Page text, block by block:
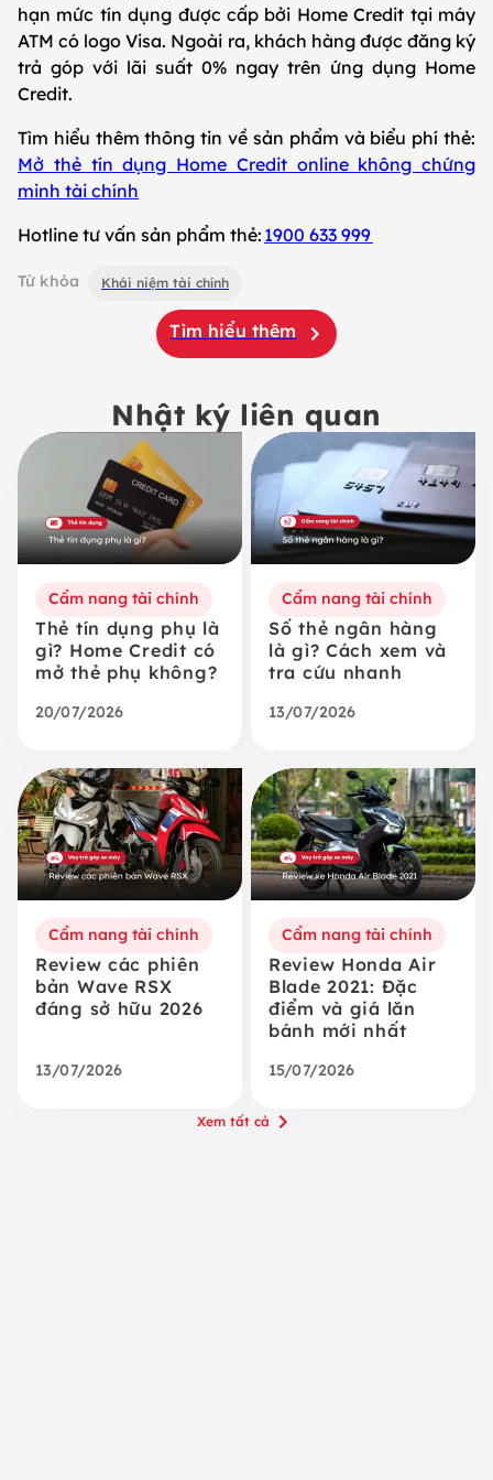
hạn mức tín dụng được cấp bởi Home Credit tại máy
ATM có logo Visa. Ngoài ra, khách hàng được đăng ký
trả góp với lãi suất 0% ngay trên ứng dụng Home
Credit.
Tìm hiểu thêm thông tin về sản phẩm và biểu phí thẻ:
Mở thẻ tín dụng Home Credit online không chứng
minh tài chính
Hotline tư vấn sản phẩm thẻ: 1900 633 999
Từ khóa Khái niệm tài chính
Tìm hiểu thêm
Nhật ký liên quan
Cẩm nang tài chính
Thẻ tín dụng phụ là
gì? Home Credit có
mở thẻ phụ không?
20/07/2026
Cẩm nang tài chính
Số thẻ ngân hàng
là gì? Cách xem và
tra cứu nhanh
13/07/2026
Cẩm nang tài chính
Review các phiên
bản Wave RSX
đáng sở hữu 2026
13/07/2026
Cẩm nang tài chính
Review Honda Air
Blade 2021: Đặc
điểm và giá lăn
bánh mới nhất
15/07/2026
Xem tất cả